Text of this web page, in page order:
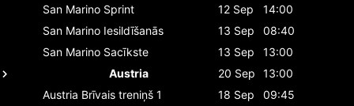
San Marino Sprint 12 Sep
14:00
San Marino Iesildīšanās 13 Sep
08:40
San Marino Sacīkste 13 Sep
13:00
Austria
20 Sep
13:00
Austria Brīvais treniņš 1 18 Sep
09:45